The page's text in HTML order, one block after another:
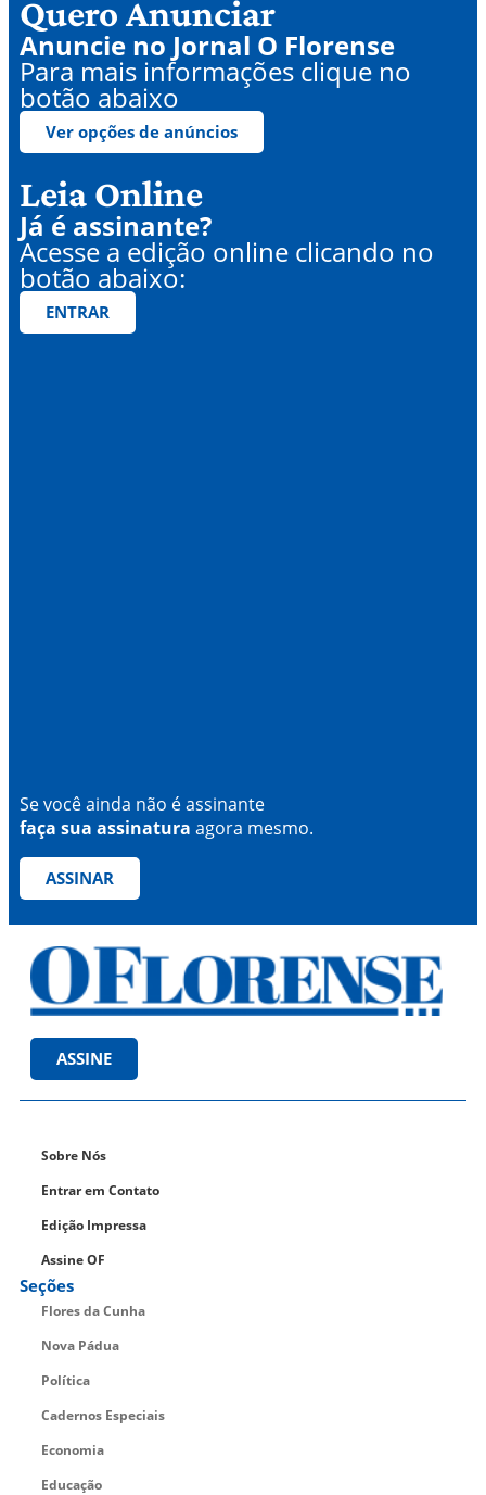
Quero Anunciar
Anuncie no Jornal O Florense
Para mais informações clique no
botão abaixo
Ver opções de anúncios
Leia Online
Já é assinante?
Acesse a edição online clicando no
botão abaixo:
ENTRAR
Se você ainda não é assinante
faça sua assinatura agora mesmo.
ASSINAR
ASSINE
Sobre Nós
Entrar em Contato
Edição Impressa
Assine OF
Seções
Flores da Cunha
Nova Pádua
Política
Cadernos Especiais
Economia
Educação